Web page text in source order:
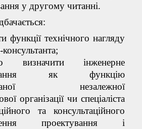
у другому читанні.
функції технічного нагляду
визначити інженерне
як функцію
незалежної
організації чи спеціаліста
та консультаційного
проектування і